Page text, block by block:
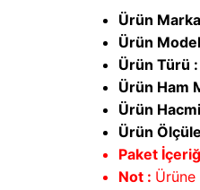
Ürün
Ürün
Ürün Türü :
Ürün Ham
Ürün
Ürün
Paket
Not :